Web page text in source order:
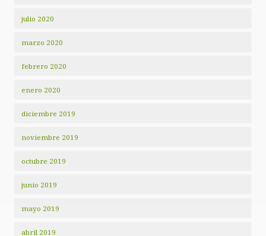
julio 2020
marzo 2020
febrero 2020
enero 2020
diciembre 2019
noviembre 2019
octubre 2019
junio 2019
mayo 2019
abril 2019